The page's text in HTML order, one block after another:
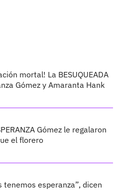
mortal! La BESUQUEADA
Gómez y Amaranta Hank
Gómez le regalaron
el florero
tenemos esperanza”, dicen